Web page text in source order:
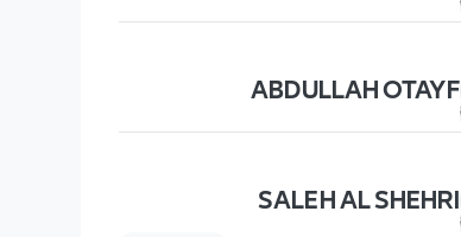
ABDULLAH OTAYF
SALEH AL SHEHRI